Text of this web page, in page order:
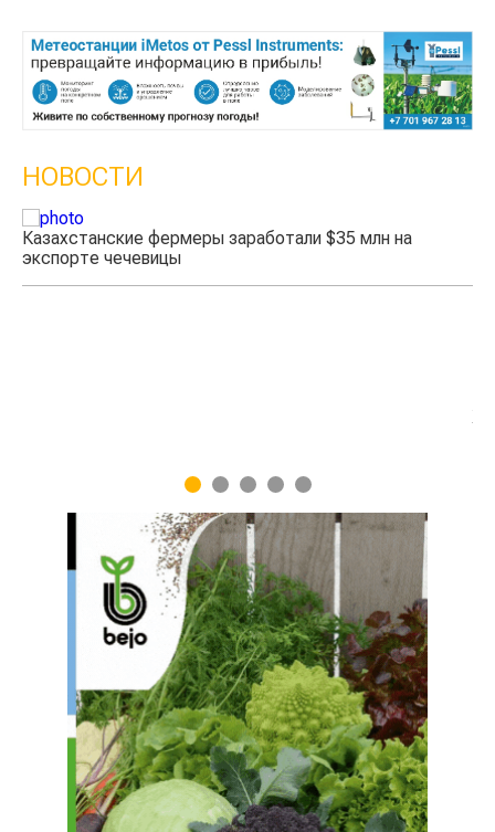
НОВОСТИ
Казахстанские фермеры заработали $35 млн на
экспорте чечевицы
1 2 3 4 5